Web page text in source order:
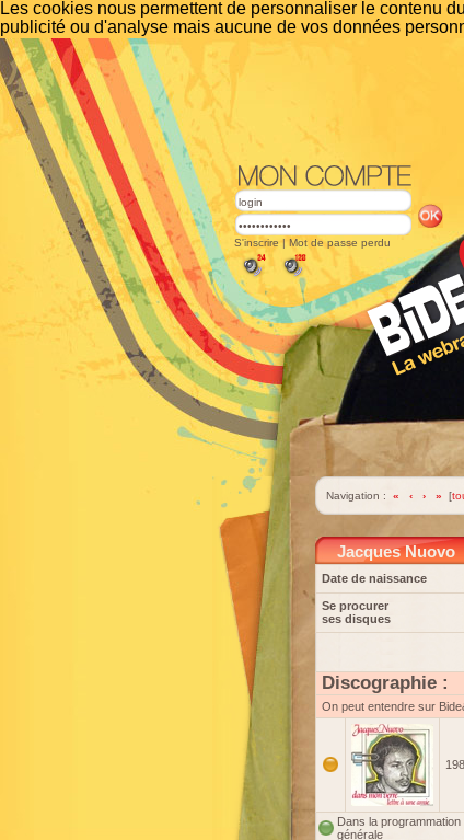
Les cookies nous permettent de personnaliser le contenu
publicité ou d'analyse mais aucune de vos données
S'inscrire | Mot de passe perdu
Navigation : « ‹ › » [
Jacques Nuovo
Date de naissance
Se procurer
ses disques
Discographie :
On peut entendre sur
Dans la programmation
générale